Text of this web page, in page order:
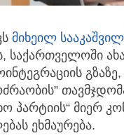
მიხეილ
საქართველოში
გზაზე,
პარტიის“ მიერ
ეხმაურება.